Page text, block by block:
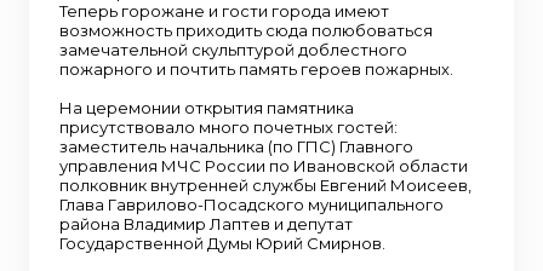
Теперь горожане и гости города имеют
возможность приходить сюда полюбоваться
замечательной скульптурой доблестного
пожарного и почтить память героев пожарных.
На церемонии открытия памятника
присутствовало много почетных гостей:
заместитель начальника (по ГПС) Главного
управления МЧС России по Ивановской области
полковник внутренней службы Евгений Моисеев,
Глава Гаврилово-Посадского муниципального
района Владимир Лаптев и депутат
Государственной Думы Юрий Смирнов.